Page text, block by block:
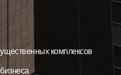
комплексов